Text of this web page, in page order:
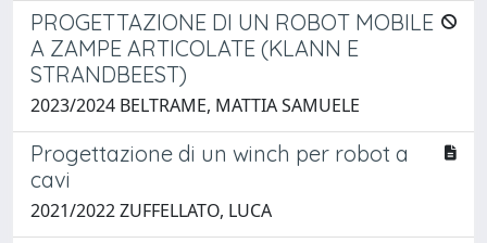
PROGETTAZIONE DI UN ROBOT MOBILE
A ZAMPE ARTICOLATE (KLANN E
STRANDBEEST)
2023/2024 BELTRAME, MATTIA SAMUELE
Progettazione di un winch per robot a
cavi
2021/2022 ZUFFELLATO, LUCA